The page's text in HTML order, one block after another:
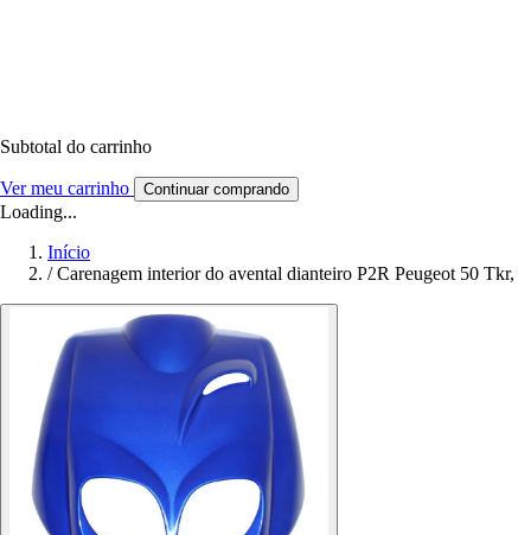
Subtotal do carrinho
Ver meu carrinho Continuar comprando
Loading...
Início
/ Carenagem interior do avental dianteiro P2R Peugeot 50